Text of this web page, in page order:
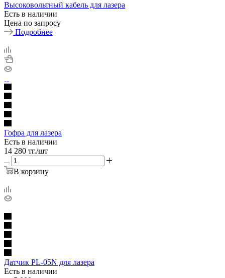
Высоковольтный кабель для лазера
Есть в наличии
Цена по запросу
Подробнее
Гофра для лазера
Есть в наличии
14 280 тг./шт
В корзину
Датчик PL-05N для лазера
Есть в наличии